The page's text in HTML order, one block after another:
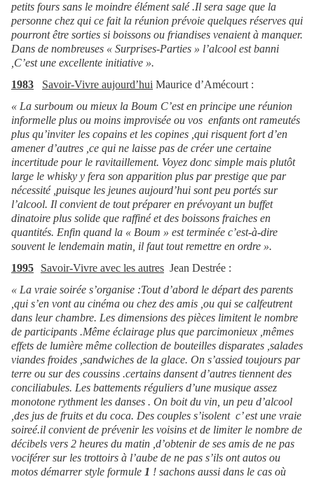
petits fours sans le moindre élément salé .Il sera sage que la
personne chez qui ce fait la réunion prévoie quelques réserves qui
pourront être sorties si boissons ou friandises venaient à manquer.
Dans de nombreuses « Surprises-Parties » l’alcool est banni
,C’est une excellente initiative ».
1983
Savoir-Vivre aujourd’hui Maurice d’Amécourt :
« La surboum ou mieux la Boum C’est en principe une réunion
informelle plus ou moins improvisée ou vos enfants ont rameutés
plus qu’inviter les copains et les copines ,qui risquent fort d’en
amener d’autres ,ce qui ne laisse pas de créer une certaine
incertitude pour le ravitaillement. Voyez donc simple mais plutôt
large le whisky y fera son apparition plus par prestige que par
nécessité ,puisque les jeunes aujourd’hui sont peu portés sur
l’alcool. Il convient de tout préparer en prévoyant un buffet
dinatoire plus solide que raffiné et des boissons fraiches en
quantités. Enfin quand la « Boum » est terminée c’est-à-dire
souvent le lendemain matin, il faut tout remettre en ordre ».
1995
Savoir-Vivre avec les autres Jean Destrée :
« La vraie soirée s’organise :Tout d’abord le départ des parents
,qui s’en vont au cinéma ou chez des amis ,ou qui se calfeutrent
dans leur chambre. Les dimensions des pièces limitent le nombre
de participants .Même éclairage plus que parcimonieux ,mêmes
effets de lumière même collection de bouteilles disparates ,salades
viandes froides ,sandwiches de la glace. On s’assied toujours par
terre ou sur des coussins .certains dansent d’autres tiennent des
conciliabules. Les battements réguliers d’une musique assez
monotone rythment les danses . On boit du vin, un peu d’alcool
,des jus de fruits et du coca. Des couples s’isolent c’ est une vraie
soireé.il convient de prévenir les voisins et de limiter le nombre de
décibels vers 2 heures du matin ,d’obtenir de ses amis de ne pas
vociférer sur les trottoirs à l’aube de ne pas s’ils ont autos ou
motos démarrer style formule 1 ! sachons aussi dans le cas où